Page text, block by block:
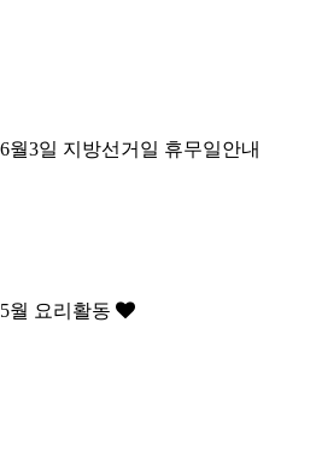
6월3일 지방선거일 휴무일안내
5월 요리활동